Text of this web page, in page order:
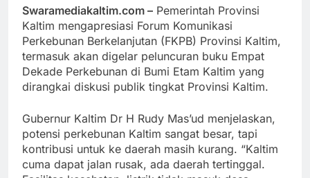
Swaramediakaltim.com – Pemerintah Provinsi
Kaltim mengapresiasi Forum Komunikasi
Perkebunan Berkelanjutan (FKPB) Provinsi Kaltim,
termasuk akan digelar peluncuran buku Empat
Dekade Perkebunan di Bumi Etam Kaltim yang
dirangkai diskusi publik tingkat Provinsi Kaltim.
Gubernur Kaltim Dr H Rudy Mas’ud menjelaskan,
potensi perkebunan Kaltim sangat besar, tapi
kontribusi untuk ke daerah masih kurang. “Kaltim
cuma dapat jalan rusak, ada daerah tertinggal.